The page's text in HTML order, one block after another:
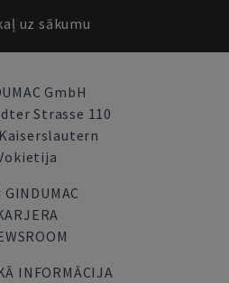
uz sākumu
GmbH
Strasse 110
GINDUMAC
INFORMĀCIJA